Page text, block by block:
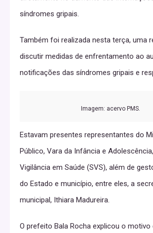
síndromes gripais.
Também foi realizada nesta terça, uma
discutir medidas de enfrentamento ao
notificações das síndromes gripais e
Imagem: acervo PMS.
Estavam presentes representantes do
Público, Vara da Infância e
Vigilância em Saúde (SVS), além de
do Estado e município, entre eles, a
municipal, Ithiara Madureira.
O prefeito Bala Rocha explicou o motivo